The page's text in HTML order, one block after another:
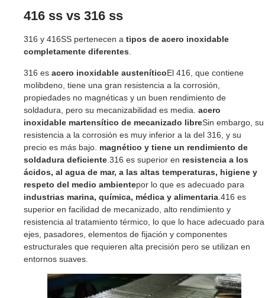
416 ss vs 316 ss
316 y 416SS pertenecen a tipos de acero inoxidable
completamente diferentes.
316 es acero inoxidable austeníticoEl 416, que contiene
molibdeno, tiene una gran resistencia a la corrosión,
propiedades no magnéticas y un buen rendimiento de
soldadura, pero su mecanizabilidad es media. acero
inoxidable martensítico de mecanizado libreSin embargo, su
resistencia a la corrosión es muy inferior a la del 316, y su
precio es más bajo. magnético y tiene un rendimiento de
soldadura deficiente .316 es superior en resistencia a los
ácidos, al agua de mar, a las altas temperaturas, higiene y
respeto del medio ambientepor lo que es adecuado para
industrias marina, química, médica y alimentaria .416 es
superior en facilidad de mecanizado, alto rendimiento y
resistencia al tratamiento térmico, lo que lo hace adecuado para
ejes, pasadores, elementos de fijación y componentes
estructurales que requieren alta precisión pero se utilizan en
entornos suaves.